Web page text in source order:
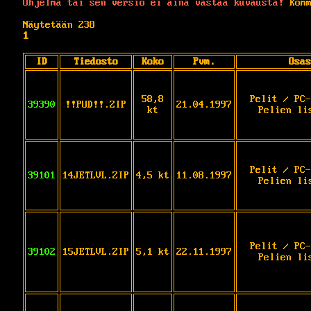
Ohjelma tai sen versio ei aina vastaa kuvausta!
Näytetään 238
1
ID Tiedosto Koko Pvm.
39390 !!PUD!!.ZIP
58,8
kt
21.04.1997
Pelit /
Pelien
39101 14JETLVL.ZIP 4,5 kt 11.08.1997
Pelit /
Pelien
39102 15JETLVL.ZIP 5,1 kt 22.11.1997
Pelit /
Pelien